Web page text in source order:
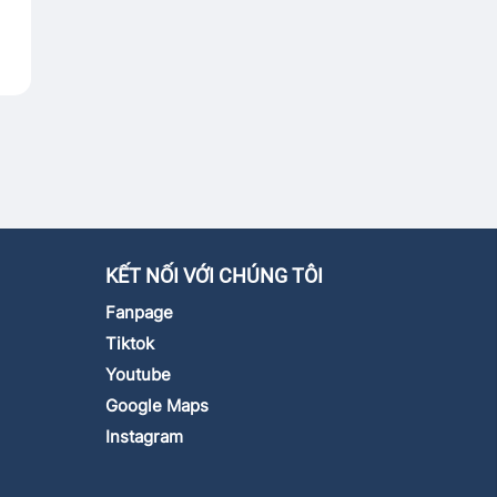
KẾT NỐI VỚI CHÚNG TÔI
Fanpage
Tiktok
Youtube
Google Maps
Instagram